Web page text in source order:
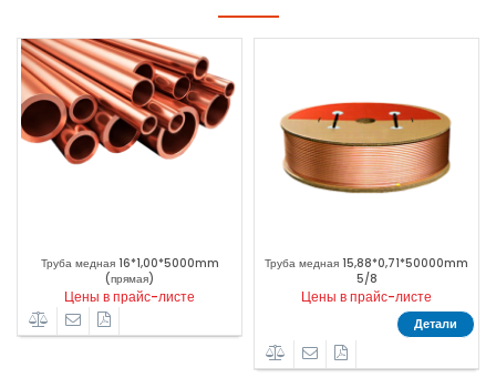
Труба медная 9,52*0,70*50000mm
Цены в прайс-листе
Труба медная
Цены в прайс-листе